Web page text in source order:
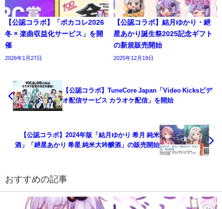
【公認コラボ】「ボカコレ2026
冬 × 楽曲収益化サービス」を開
催
2026年1月27日
【公認コラボ】結月ゆかり・紲
星あかり誕生祭2025記念ギフト
の新規販売開始
2025年12月19日
【公認コラボ】TuneCore Japan「Video Kicksビデ
オ配信サービス カラオケ配信」を開始
【公認コラボ】2024年版「結月ゆかり 希月 純米
酒」「紲星あかり 希星 純米大吟醸酒」の販売開始
おすすめの記事